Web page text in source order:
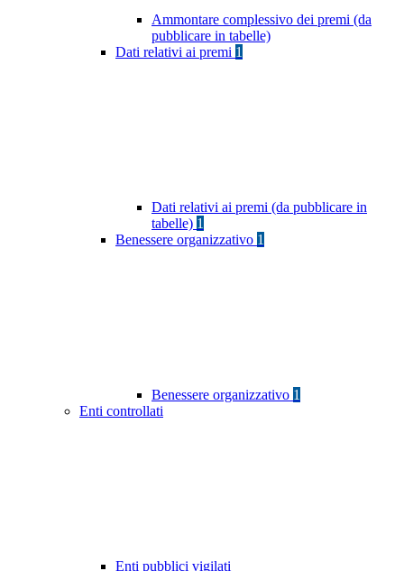
Ammontare complessivo dei premi (da
pubblicare in tabelle)
Dati relativi ai premi 1
Dati relativi ai premi (da pubblicare in
tabelle) 1
Benessere organizzativo 1
Benessere organizzativo 1
Enti controllati
Enti pubblici vigilati